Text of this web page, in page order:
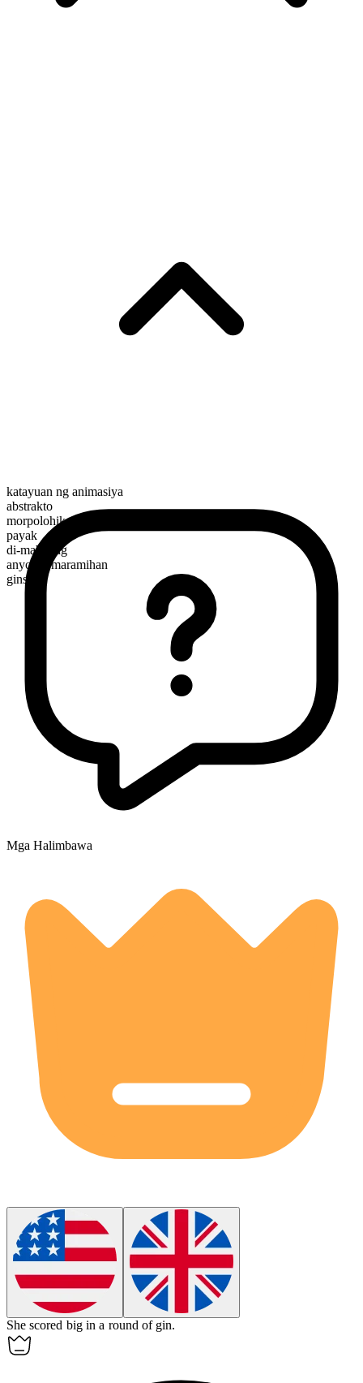
katayuan ng animasiya
abstrakto
morpolohikal na kayarian
payak
di-mabilang
anyo ng maramihan
gins
Mga Halimbawa
She scored big in a round of gin.